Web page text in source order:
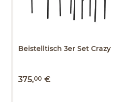
Beistelltisch 3er Set Crazy
375,00 €